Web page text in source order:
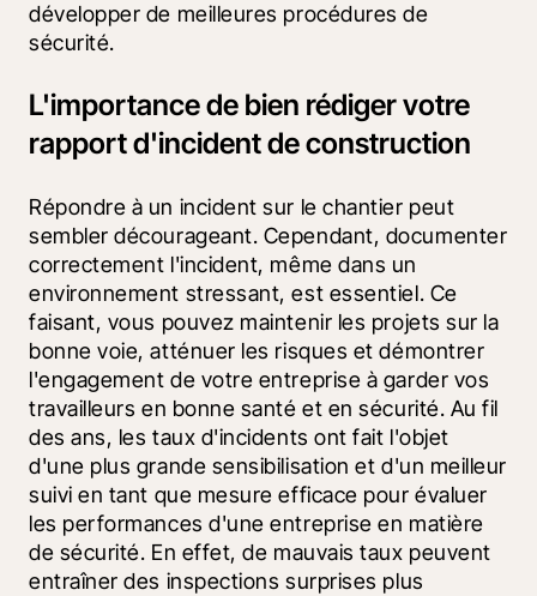
développer de meilleures procédures de
sécurité.
L'importance de bien rédiger votre
rapport d'incident de construction
Répondre à un incident sur le chantier peut
sembler décourageant. Cependant, documenter
correctement l'incident, même dans un
environnement stressant, est essentiel. Ce
faisant, vous pouvez maintenir les projets sur la
bonne voie, atténuer les risques et démontrer
l'engagement de votre entreprise à garder vos
travailleurs en bonne santé et en sécurité. Au fil
des ans, les taux d'incidents ont fait l'objet
d'une plus grande sensibilisation et d'un meilleur
suivi en tant que mesure efficace pour évaluer
les performances d'une entreprise en matière
de sécurité. En effet, de mauvais taux peuvent
entraîner des inspections surprises plus